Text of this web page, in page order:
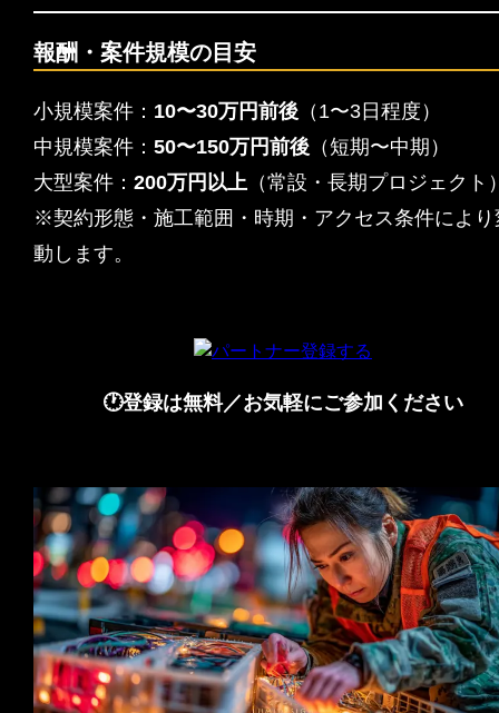
報酬・案件規模の目安
小規模案件： 10〜30万円前後 （1〜3日程度）
中規模案件： 50〜150万円前後 （短期〜中期）
大型案件： 200万円以上 （常設・長期プロジェクト
※契約形態・施工範囲・時期・アクセス条件により
動します。
🕐登録は無料／お気軽にご参加ください